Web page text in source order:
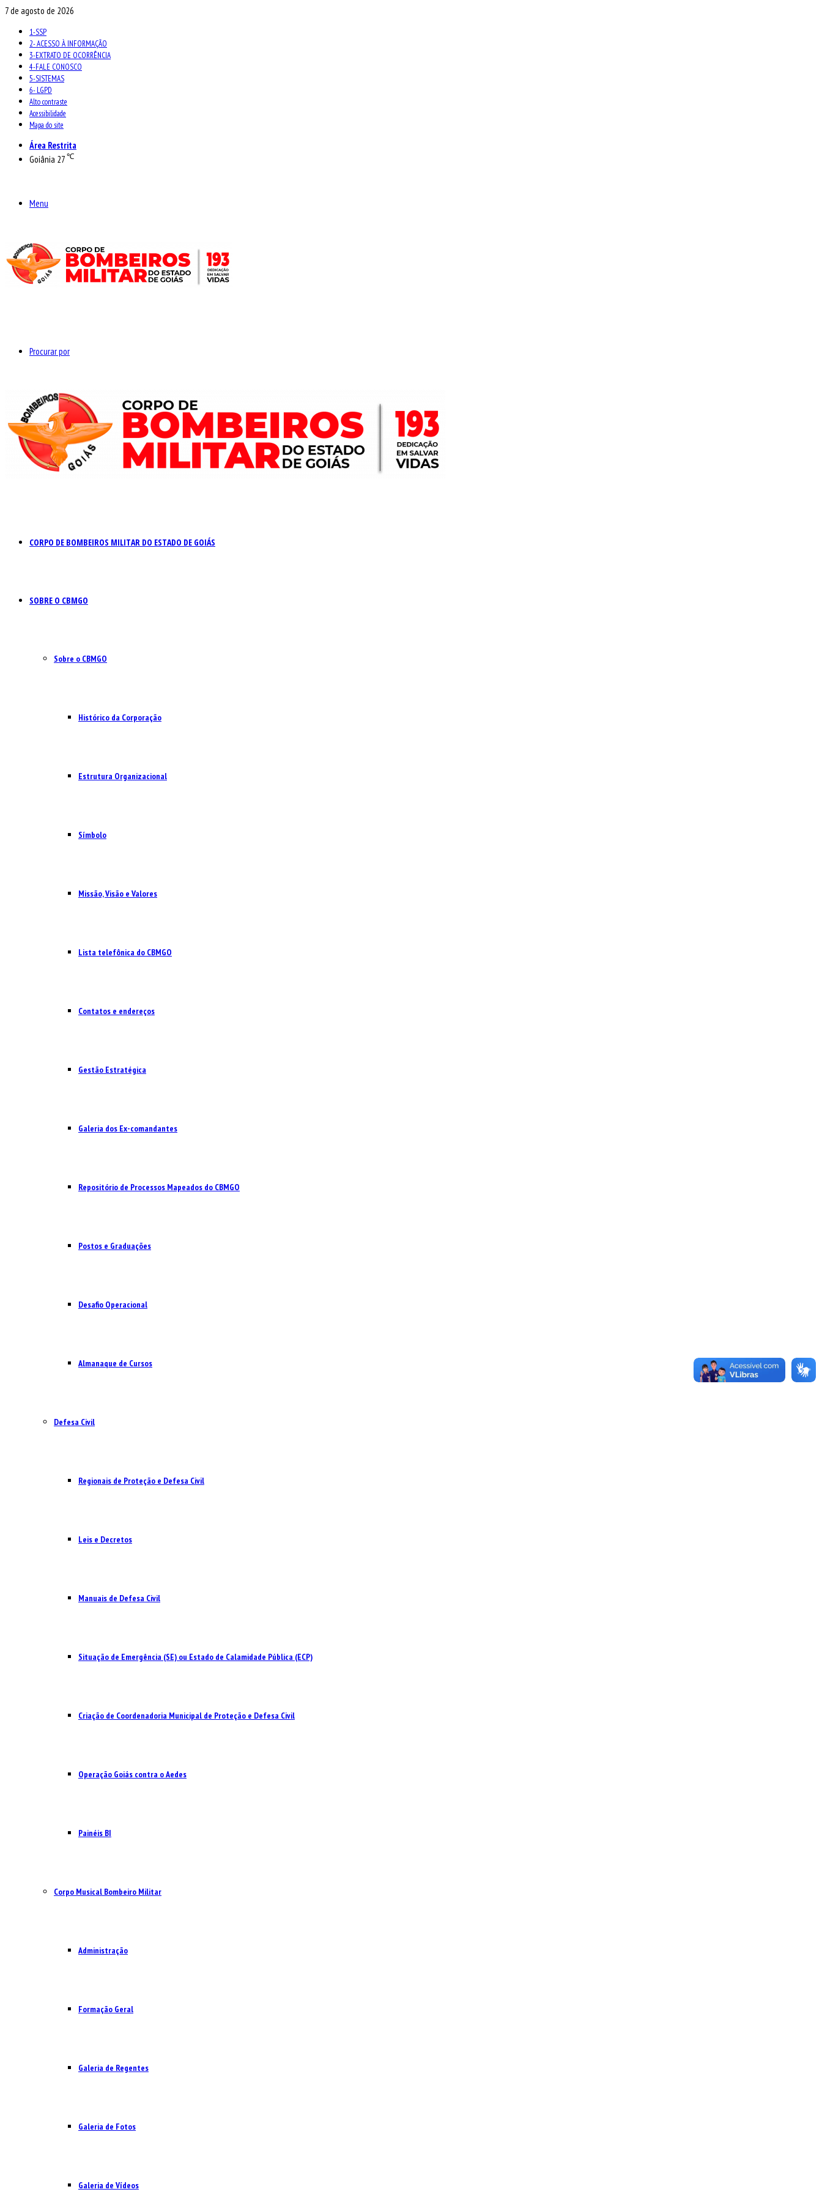
7 de agosto de 2026
1-SSP
2- ACESSO À INFORMAÇÃO
3-EXTRATO DE OCORRÊNCIA
4-FALE CONOSCO
5-SISTEMAS
6- LGPD
Alto contraste
Acessibilidade
Mapa do site
Área Restrita
Goiânia 27℃
Menu
Procurar por
CORPO DE BOMBEIROS MILITAR DO ESTADO DE GOIÁS
SOBRE O CBMGO
Sobre o CBMGO
Histórico da Corporação
Estrutura Organizacional
Símbolo
Missão, Visão e Valores
Lista telefônica do CBMGO
Contatos e endereços
Gestão Estratégica
Galeria dos Ex-comandantes
Repositório de Processos Mapeados do CBMGO
Postos e Graduações
Desafio Operacional
Almanaque de Cursos
Defesa Civil
Regionais de Proteção e Defesa Civil
Leis e Decretos
Manuais de Defesa Civil
Situação de Emergência (SE) ou Estado de Calamidade Pública (ECP)
Criação de Coordenadoria Municipal de Proteção e Defesa Civil
Operação Goiás contra o Aedes
Painéis BI
Corpo Musical Bombeiro Militar
Administração
Formação Geral
Galeria de Regentes
Galeria de Fotos
Galeria de Vídeos